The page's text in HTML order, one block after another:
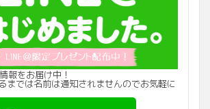
報をお届け中！
までは名前は通知されませんのでお気軽に